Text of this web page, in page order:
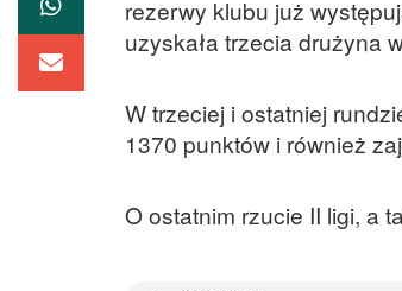
rezerwy klubu już
uzyskała trzecia drużyna
W trzeciej i ostatniej
1370 punktów i również
O ostatnim rzucie II ligi, a